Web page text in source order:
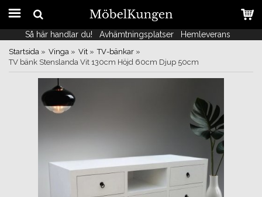
Så här handlar du! Avhämtningsplatser Hemleverans
Så här handlar du! Avhämtningsplatser Hemleverans
Startsida » Vinga » Vit » TV-bänkar »
TV bänk Stenslanda Vit 130cm Höjd 60cm Djup 50cm